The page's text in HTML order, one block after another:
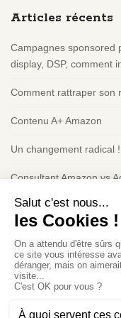
Articles récents
Campagnes sponsored
display, DSP, comment
Comment rattraper son
Contenu A+ Amazon
Un changement radical
Consultant Amazon vs
Politique de
Consultant IA à
Guillaume Heuzé
Politique de confidentialité